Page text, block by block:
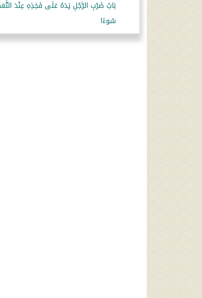
بَابُ ضَرْبِ الرَّجُلِ يَدَهُ عَلَى فَخِذِهِ عِنْدَ
سُوءًا